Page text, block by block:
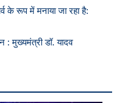
के रूप में मनाया जा रहा है:
: मुख्यमंत्री डॉ. यादव